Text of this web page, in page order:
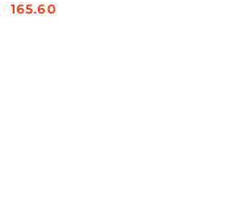
Cena:
165.60